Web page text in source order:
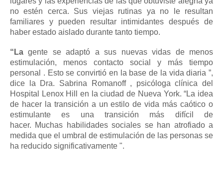
no estén cerca. Sus viejas rutinas ya no le resultan
familiares y pueden resultar intimidantes después de
haber estado aislado durante tanto tiempo.
“La gente se adaptó a sus nuevas vidas de menos
estimulación, menos contacto social y más tiempo
personal
. Esto se convirtió en la base de la vida diaria ”,
dice la
Dra. Sabrina Romanoff, psicóloga clínica del
Hospital Lenox Hill en la ciudad de Nueva York.“La idea
de hacer la transición a un estilo de vida más caótico o
estimulante es una transición más difícil de
hacer. Muchas habilidades sociales se han atrofiado a
medida que el umbral de estimulación de las personas se
ha reducido significativamente ".